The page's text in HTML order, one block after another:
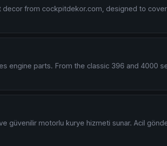
from cockpitdekor.com, designed to
engine parts. From the classic 396 and
güvenilir motorlu kurye hizmeti sunar. Acil